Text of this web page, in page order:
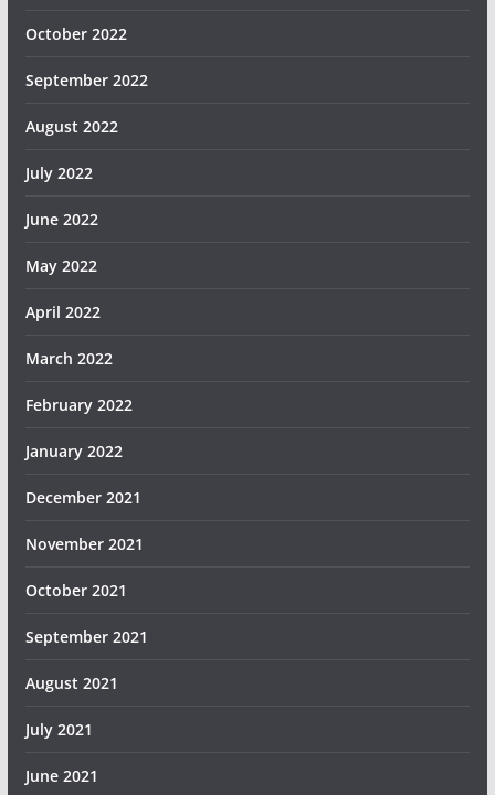
October 2022
September 2022
August 2022
July 2022
June 2022
May 2022
April 2022
March 2022
February 2022
January 2022
December 2021
November 2021
October 2021
September 2021
August 2021
July 2021
June 2021